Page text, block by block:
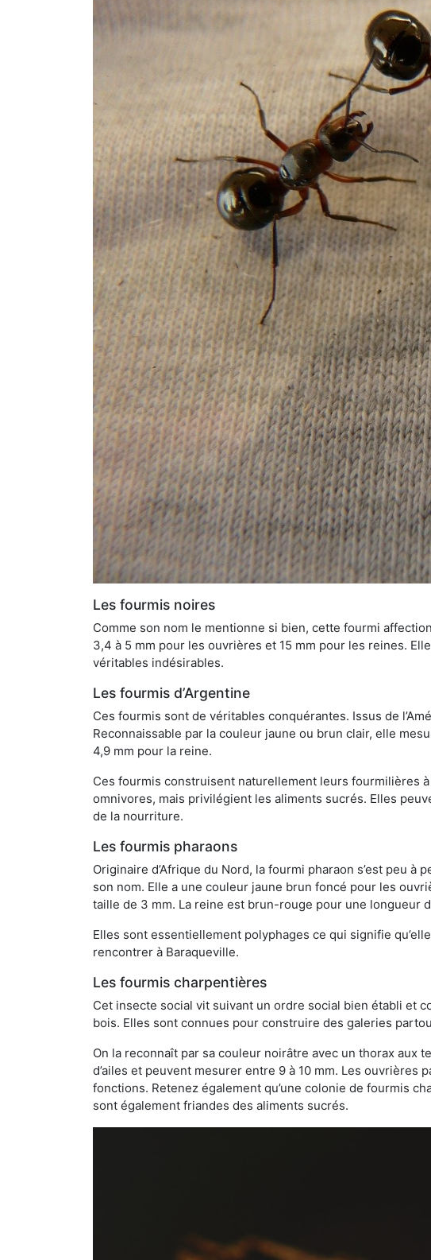
Les fourmis noires
Comme son nom le mentionne si bien, cette fourmi
3,4 à 5 mm pour les ouvrières et 15 mm pour les reines.
véritables indésirables.
Les fourmis d’Argentine
Ces fourmis sont de véritables conquérantes. Issus de
Reconnaissable par la couleur jaune ou brun clair, elle
4,9 mm pour la reine.
Ces fourmis construisent naturellement leurs fourmilières
omnivores, mais privilégient les aliments sucrés. Elles
de la nourriture.
Les fourmis pharaons
Originaire d’Afrique du Nord, la fourmi pharaon s’est peu
son nom. Elle a une couleur jaune brun foncé pour les
taille de 3 mm. La reine est brun-rouge pour une longueur
Elles sont essentiellement polyphages ce qui signifie
rencontrer à Baraqueville.
Les fourmis charpentières
Cet insecte social vit suivant un ordre social bien établi et
bois. Elles sont connues pour construire des galeries
On la reconnaît par sa couleur noirâtre avec un thorax aux
d’ailes et peuvent mesurer entre 9 à 10 mm. Les
fonctions. Retenez également qu’une colonie de fourmis
sont également friandes des aliments sucrés.